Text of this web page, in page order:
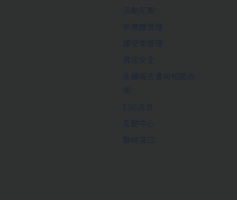
活動花絮
供應鏈管理
環安衛管理
資訊安全
永續報告書與相關政
策
ESG消息
互動中心
聯絡窗口